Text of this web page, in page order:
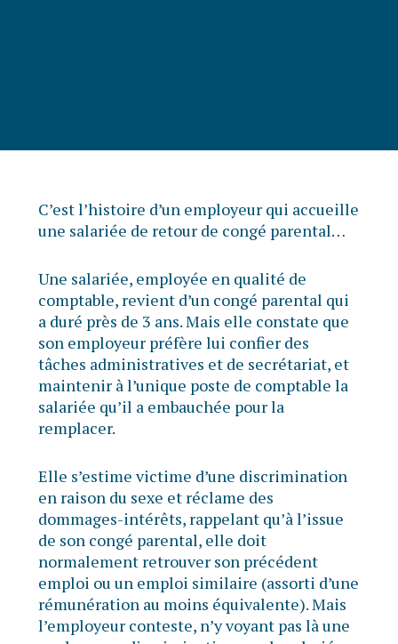
C’est l’histoire d’un employeur qui accueille
une salariée de retour de congé parental…
Une salariée, employée en qualité de
comptable, revient d’un congé parental qui
a duré près de 3 ans. Mais elle constate que
son employeur préfère lui confier des
tâches administratives et de secrétariat, et
maintenir à l’unique poste de comptable la
salariée qu’il a embauchée pour la
remplacer.
Elle s’estime victime d’une discrimination
en raison du sexe et réclame des
dommages-intérêts, rappelant qu’à l’issue
de son congé parental, elle doit
normalement retrouver son précédent
emploi ou un emploi similaire (assorti d’une
rémunération au moins équivalente). Mais
l’employeur conteste, n’y voyant pas là une